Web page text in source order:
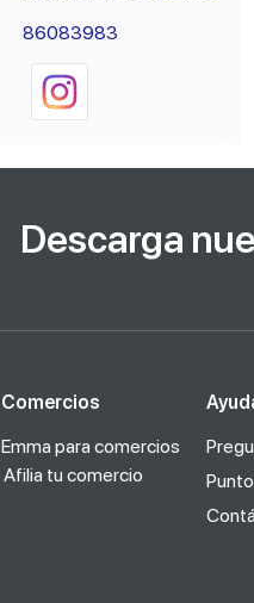
86083983
Descarga
Comercios
Emma para comercios
Afilia tu comercio